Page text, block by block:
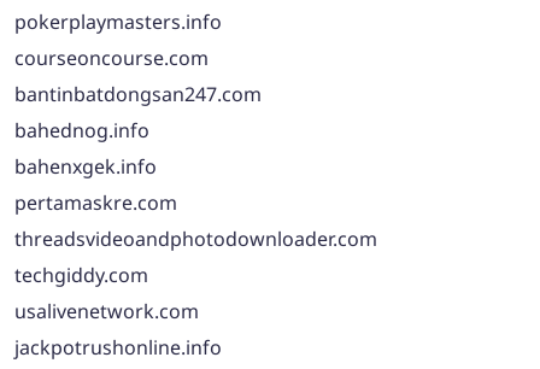
pokerplaymasters.info
courseoncourse.com
bantinbatdongsan247.com
bahednog.info
bahenxgek.info
pertamaskre.com
threadsvideoandphotodownloader.com
techgiddy.com
usalivenetwork.com
jackpotrushonline.info